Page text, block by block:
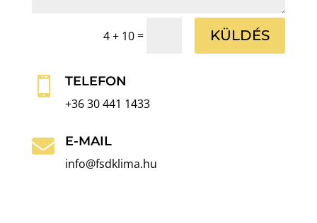
4 + 10= KÜLDÉS

TELEFON
+36 30 441 1433

E-MAIL
info@fsdklima.hu